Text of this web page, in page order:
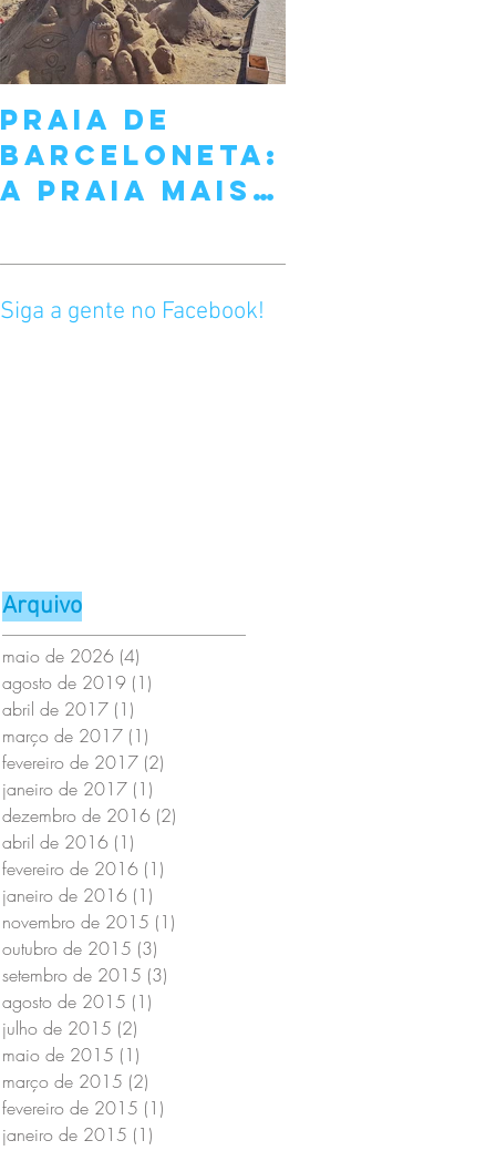
Praia de
Barceloneta:
A Praia Mais
Barcelona
Siga a gente no Facebook!
Arquivo
maio de 2026 (4)
agosto de 2019 (1)
abril de 2017 (1)
março de 2017 (1)
fevereiro de 2017 (2)
janeiro de 2017 (1)
dezembro de 2016 (2)
abril de 2016 (1)
fevereiro de 2016 (1)
janeiro de 2016 (1)
novembro de 2015 (1)
outubro de 2015 (3)
setembro de 2015 (3)
agosto de 2015 (1)
julho de 2015 (2)
maio de 2015 (1)
março de 2015 (2)
fevereiro de 2015 (1)
janeiro de 2015 (1)